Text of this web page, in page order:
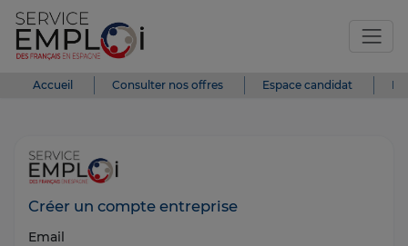
Accueil Consulter nos offres Espace candidat
Créer un compte entreprise
Email